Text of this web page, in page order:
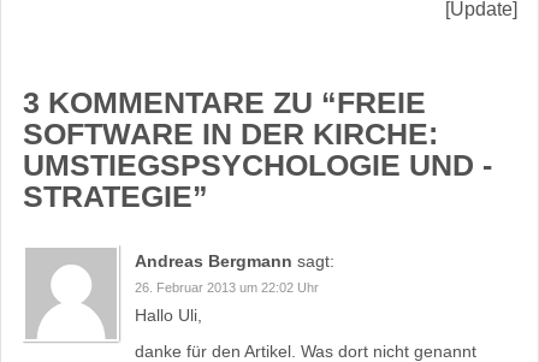
[Update]
3 KOMMENTARE ZU “FREIE
SOFTWARE IN DER KIRCHE:
UMSTIEGSPSYCHOLOGIE UND -
STRATEGIE”
Andreas Bergmann sagt:
26. Februar 2013 um 22:02 Uhr
Hallo Uli,
danke für den Artikel. Was dort nicht genannt